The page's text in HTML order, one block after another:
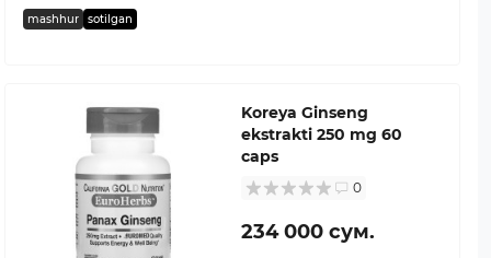
mashhur sotilgan
Koreya Ginseng
ekstrakti 250 mg 60
caps
0
234 000 сум.